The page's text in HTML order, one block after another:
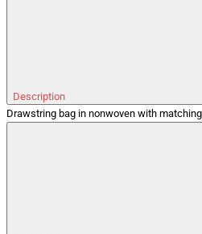
Description
Drawstring bag in nonwoven with